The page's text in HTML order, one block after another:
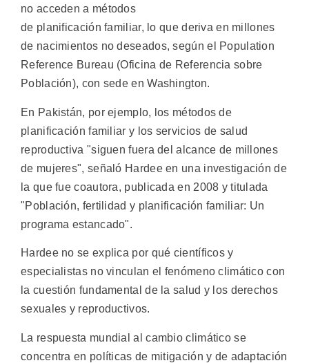
no acceden a métodos
de planificación familiar, lo que deriva en millones
de nacimientos no deseados, según el Population
Reference Bureau (Oficina de Referencia sobre
Población), con sede en Washington.
En Pakistán, por ejemplo, los métodos de
planificación familiar y los servicios de salud
reproductiva "siguen fuera del alcance de millones
de mujeres", señaló Hardee en una investigación de
la que fue coautora, publicada en 2008 y titulada
"Población, fertilidad y planificación familiar: Un
programa estancado".
Hardee no se explica por qué científicos y
especialistas no vinculan el fenómeno climático con
la cuestión fundamental de la salud y los derechos
sexuales y reproductivos.
La respuesta mundial al cambio climático se
concentra en políticas de mitigación y de adaptación